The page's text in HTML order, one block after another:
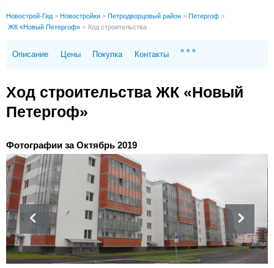
Новострой-Гид > Новостройки > Петродворцовый район > Петергоф >
ЖК «Новый Петергоф» > Ход строительства
Описание Цены Покупка Контакты
Ход строительства ЖК «Новый
Петергоф»
Фотографии за Октябрь 2019